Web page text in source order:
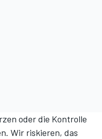
oder die Kontrolle
Wir riskieren, das